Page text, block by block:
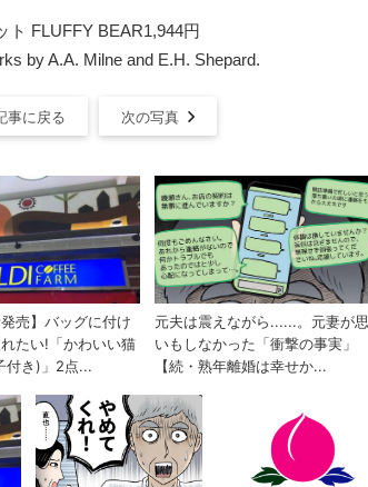
ト FLUFFY BEAR1,944円
by A.A. Milne and E.H. Shepard.
事に戻る 次の写真